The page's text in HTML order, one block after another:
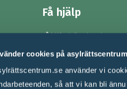
cookies på
använder vi
så att vi kan bli
Få hjälp
Få hjälp i din situation
För dig som är barn
Stötta någon i
Lär dig mer om asylrätt